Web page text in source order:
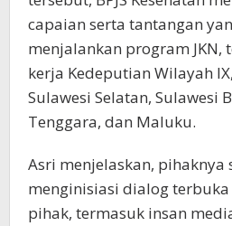
capaian serta tantangan
menjalankan program
kerja Kedeputian Wilayah
Sulawesi Selatan, Sulawesi
Tenggara, dan Maluku.
Asri menjelaskan, pihaknya
menginisiasi dialog
pihak, termasuk insan